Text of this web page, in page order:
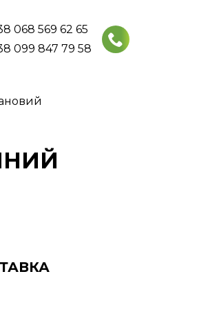
068 569 62 65
099 847 79 58